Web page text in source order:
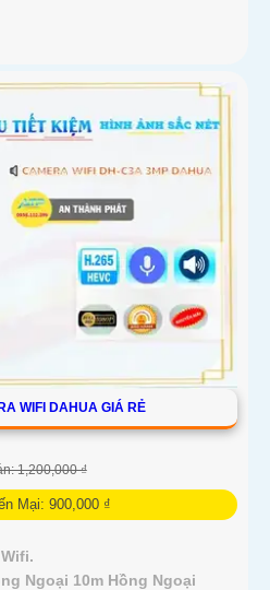
WIFI DAHUA GIÁ RẺ
1,200,000 ₫
Mại: 900,000 ₫
Ngoại 10m Hồng Ngoại